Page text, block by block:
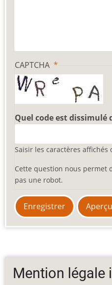
CAPTCHA
Quel code est dissimulé
Saisir les caractères affichés
Cette question nous permet
pas une robot.
Mention légale